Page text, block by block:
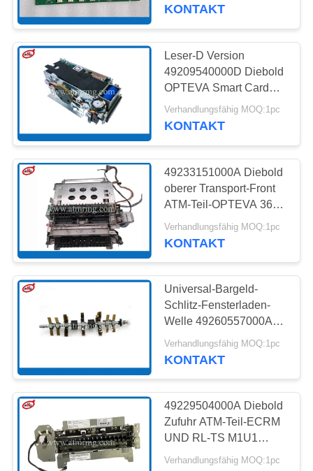
Diebold ATM-Teile
1125
Hitachi ATM-Teile
285
ATM-Bank-
Maschine
38
KONTAKT
Leser-D Version
49209540000D Diebold
OPTEVA Smart Card
ATM-Teile
Verhandlungsfähig MOQ:1pc
KONTAKT
49233151000A Diebold
oberer Transport-Front
ATM-Teil-OPTEVA 368
UTFA
Verhandlungsfähig MOQ:1pc
KONTAKT
Universal-Bargeld-
Schlitz-Fensterladen-
Welle 49260557000A
49233126000A Diebold
368
Verhandlungsfähig MOQ:1pc
KONTAKT
49229504000A Diebold
Zufuhr ATM-Teil-ECRM
UND RL-TS M1U1
RET401
Verhandlungsfähig MOQ:1pc